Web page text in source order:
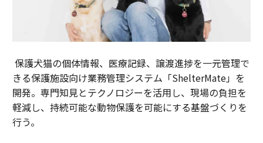
保護犬猫の個体情報、医療記録、譲渡進捗を一元管理で
きる保護施設向け業務管理システム「ShelterMate」を
開発。専門知見とテクノロジーを活用し、現場の負担を
軽減し、持続可能な動物保護を可能にする基盤づくりを
行う。